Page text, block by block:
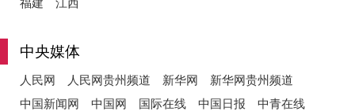
中央媒体
人民网 人民网贵州频道 新华网
新华网贵州频道
中国新闻网
中国网 国际在线 中国日报
中青在线